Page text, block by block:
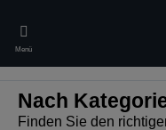
main
content
Menü
Nach
Finden Sie den